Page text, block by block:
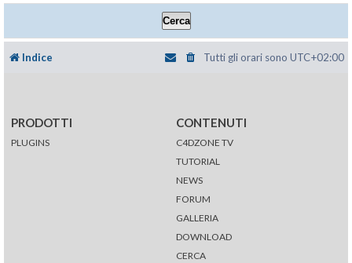
Indice Tutti gli orari sono UTC+02:00
PRODOTTI
PLUGINS
CONTENUTI
C4DZONE TV
TUTORIAL
NEWS
FORUM
GALLERIA
DOWNLOAD
CERCA